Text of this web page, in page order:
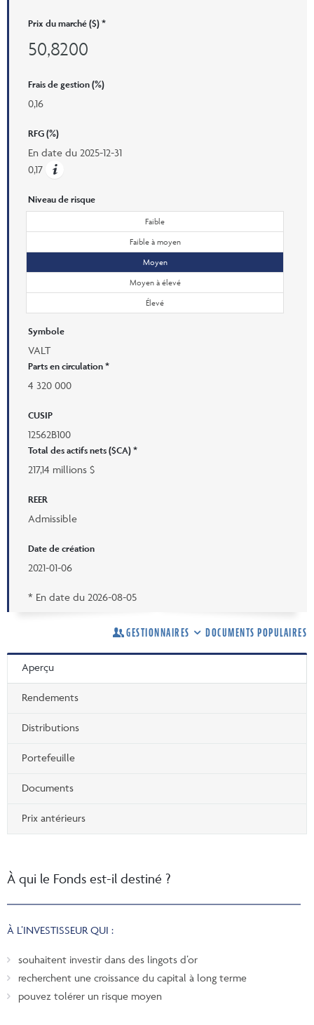
Prix ​​du marché ($) *
50,8200
Frais de gestion (%)
0,16
RFG (%)
En date du 2025-12-31
0,17
Niveau de risque
Faible
Faible à moyen
Moyen
Moyen à élevé
Élevé
Symbole
VALT
Parts en circulation *
4 320 000
CUSIP
12562B100
Total des actifs nets ($CA) *
217,14 millions $
REER
Admissible
Date de création
2021-01-06
* En date du 2026-08-05
GESTIONNAIRES DOCUMENTS POPULAIRES
Aperçu
Rendements
Distributions
Portefeuille
Documents
Prix antérieurs
À qui le Fonds est-il destiné ?
À L’INVESTISSEUR QUI :
souhaitent investir dans des lingots d’or
recherchent une croissance du capital à long terme
pouvez tolérer un risque moyen